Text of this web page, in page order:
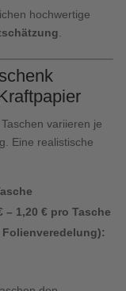
hochwertige
variieren je
Eine realistische
– 1,20 € pro Tasche